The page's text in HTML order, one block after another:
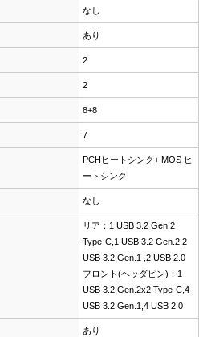
なし
あり
2
2
8+8
7
PCHヒートシンク+ MOS ヒ
ートシンク
なし
リア：1 USB 3.2 Gen.2
Type-C,1 USB 3.2 Gen.2,2
USB 3.2 Gen.1 ,2 USB 2.0
フロント(ヘッダピン)：1
USB 3.2 Gen.2x2 Type-C,4
USB 3.2 Gen.1,4 USB 2.0
あり